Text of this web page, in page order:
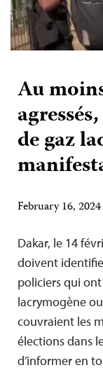
Au
de gaz
February 16,
Dakar, le 14
doivent
policiers qui
lacrymogène
couvraient les
élections dans
d’informer en